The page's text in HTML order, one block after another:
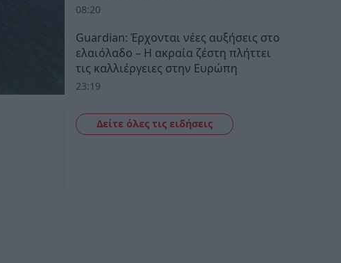
08:20
Guardian: Έρχονται νέες αυξήσεις στο
ελαιόλαδο – Η ακραία ζέστη πλήττει
τις καλλιέργειες στην Ευρώπη
23:19
Δείτε όλες τις ειδήσεις